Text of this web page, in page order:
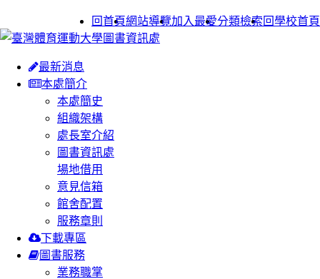
回學校首頁
分類檢索
加入最愛
網站導覽
回首頁
最新消息
本處簡介
本處簡史
組織架構
處長室介紹
圖書資訊處
場地借用
意見信箱
館舍配置
服務章則
下載專區
圖書服務
業務職掌